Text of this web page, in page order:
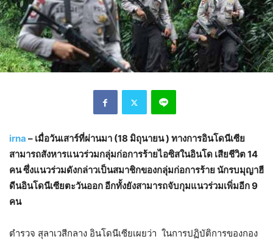
irna – เมื่อวันเสาร์ที่ผ่านมา (18 มิถุนายน ) ทางการอินโดนีเซีย
สามารถสังหารแนวร่วมกลุ่มก่อการร้ายไอซิสในอินโด เสียชีวิต 14
คน ซึ่งแนวร่วมดังกล่าวเป็นสมาชิกของกลุ่มก่อการร้าย นักรบมุญาฮี
ดีนอินโดนีเซียตะวันออก อีกทั้งยังสามารถจับกุมแนวร่วมเพิ่มอีก 9
คน
ตำรวจ สุลาเวสีกลาง อินโดนีเซียเผยว่า ในการปฏิบัติการของกอง